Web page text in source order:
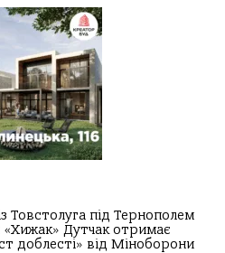
Товстолуга під Тернополем
Дутчак отримає
доблесті» від Міноборони